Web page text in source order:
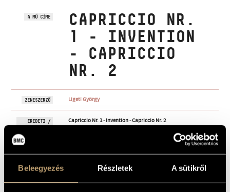
Beleegyezés Részletek A sütikről
A MŰ CÍME
CAPRICCIO NR.
1 - INVENTION
- CAPRICCIO
NR. 2
ZENESZERZŐ Ligeti György
EREDETI /
Capriccio Nr. 1 - Invention - Capriccio Nr. 2
ANGOL CÍM
ALCÍM
AJÁNLÁS
Capriccio Nr. 1: for Márta Kurtág; Invention: for György